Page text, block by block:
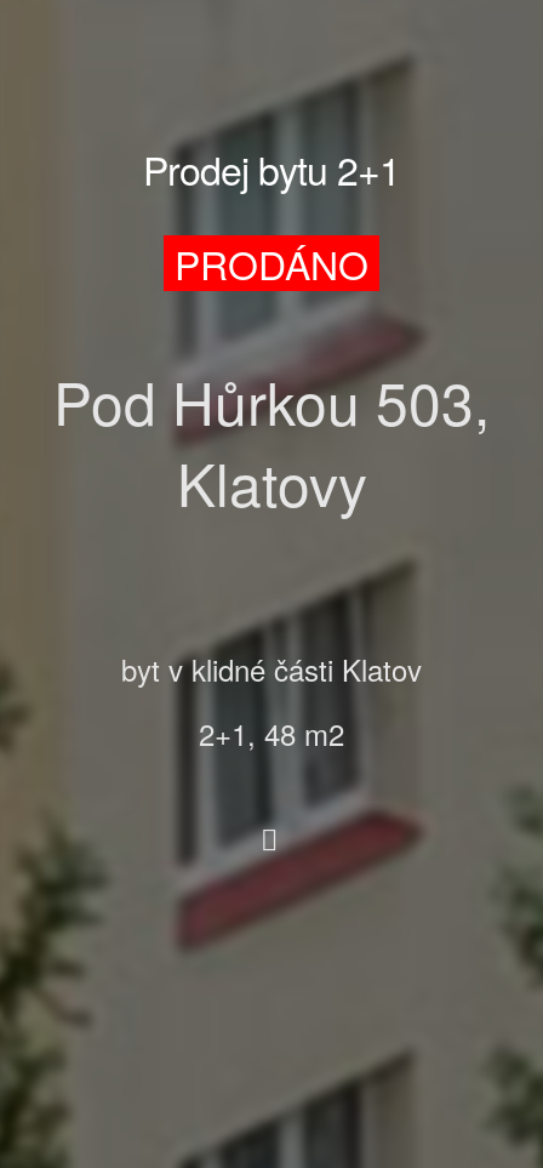
Prodej bytu 2+1
PRODÁNO
Pod Hůrkou 503,
Klatovy
byt v klidné části Klatov
2+1, 48 m2